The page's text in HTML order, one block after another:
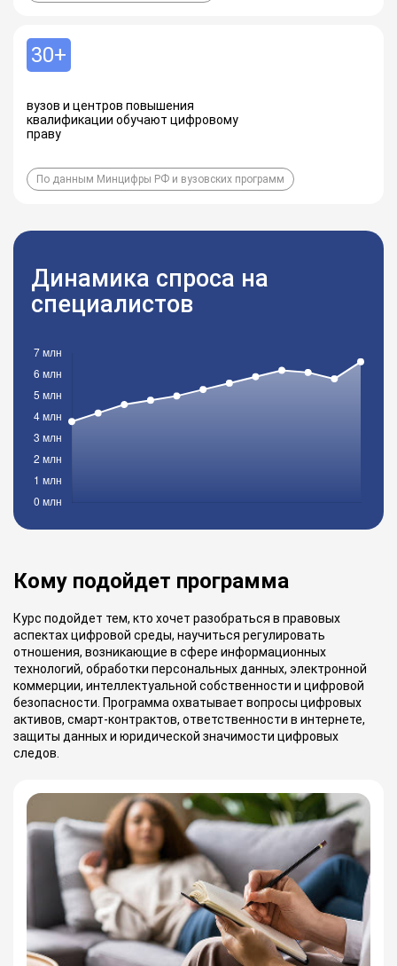
30+
вузов и центров повышения
квалификации обучают цифровому
праву
По данным Минцифры РФ и вузовских программ
Динамика спроса на
специалистов
Кому подойдет программа
Курс подойдет тем, кто хочет разобраться в правовых
аспектах цифровой среды, научиться регулировать
отношения, возникающие в сфере информационных
технологий, обработки персональных данных, электронной
коммерции, интеллектуальной собственности и цифровой
безопасности. Программа охватывает вопросы цифровых
активов, смарт-контрактов, ответственности в интернете,
защиты данных и юридической значимости цифровых
следов.